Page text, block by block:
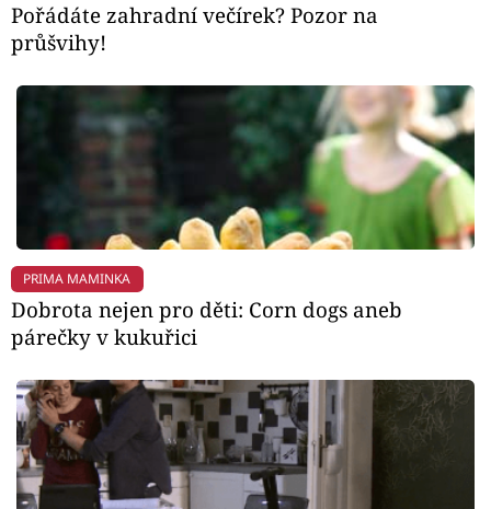
Pořádáte zahradní večírek? Pozor na
průšvihy!
PRIMA MAMINKA
Dobrota nejen pro děti: Corn dogs aneb
párečky v kukuřici